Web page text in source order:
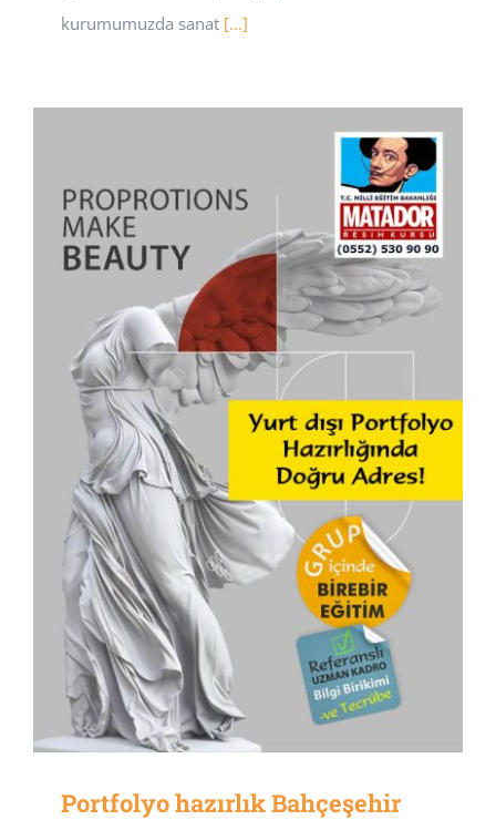
kurumumuzda sanat [...]
Portfolyo hazırlık Bahçeşehir